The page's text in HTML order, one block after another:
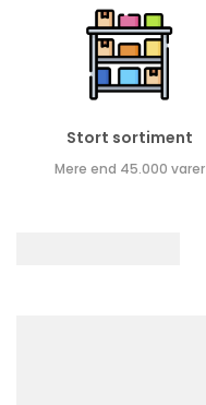
Stort sortiment
Mere end 45.000 varer